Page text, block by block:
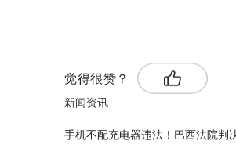
觉得很赞？
新闻资讯
手机不配充电器违法！巴西法院判